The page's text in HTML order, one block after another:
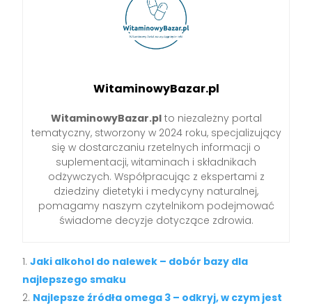
WitaminowyBazar.pl
WitaminowyBazar.plto niezależny portal
tematyczny, stworzony w 2024 roku, specjalizujący
się w dostarczaniu rzetelnych informacji o
suplementacji, witaminach i składnikach
odżywczych. Współpracując z ekspertami z
dziedziny dietetyki i medycyny naturalnej,
pomagamy naszym czytelnikom podejmować
świadome decyzje dotyczące zdrowia.
Jaki alkohol do nalewek – dobór bazy dla
najlepszego smaku
Najlepsze źródła omega 3 – odkryj, w czym jest